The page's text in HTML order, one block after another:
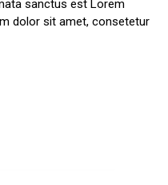
sanctus est Lorem
dolor sit amet, consetetur